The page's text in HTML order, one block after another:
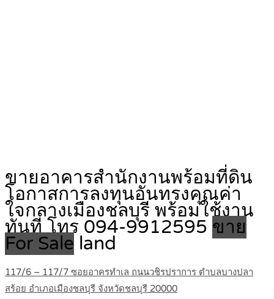
ขายอาคารสำนักงานพร้อมที่ดิน
โอกาสการลงทุนอันทรงคุณค่า
ใจกลางเมืองชลบุรี พร้อมใช้งาน
ทันที โทร 094-9912595 ขาย
For Sale land
117/6 – 117/7 ซอยอาครทำเล ถนนวชิรปราการ ตำบลบางปลา
สร้อย อำเภอเมืองชลบุรี จังหวัดชลบุรี 20000